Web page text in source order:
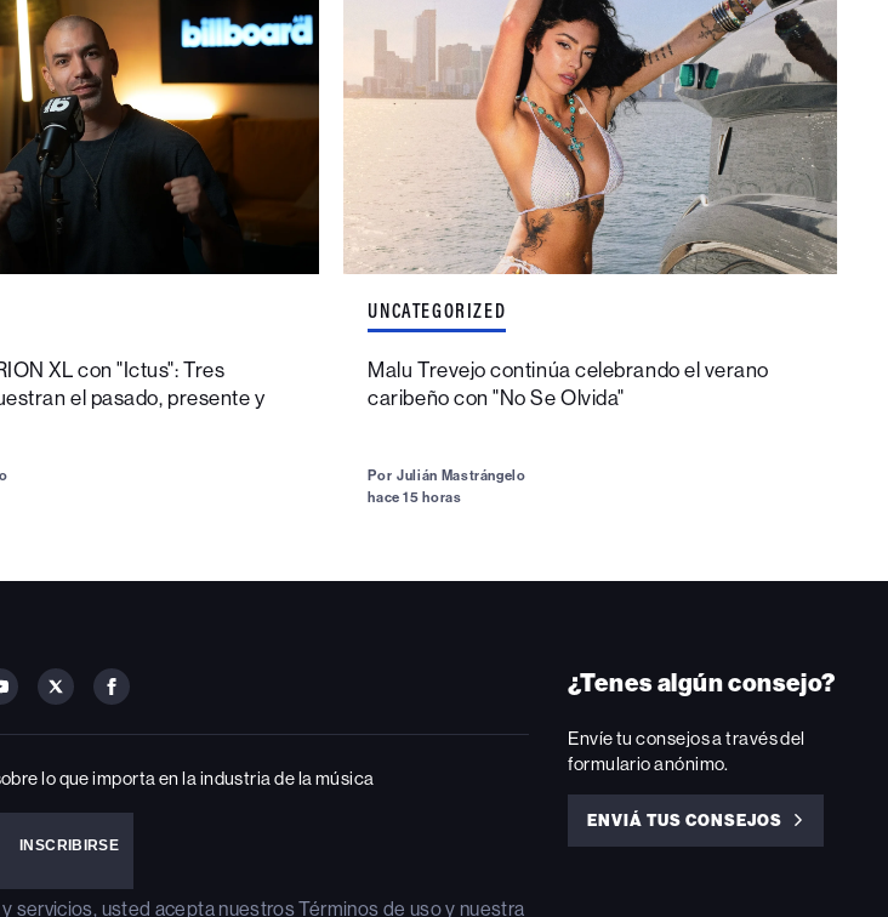
XL con "Ictus": Tres
el pasado, presente y
UNCATEGORIZED
Malu Trevejo continúa celebrando el verano
caribeño con "No Se Olvida"
Por Julián Mastrángelo
hace 15 horas
FOLLOW
ON
FOLLOW
ON
FOLLOW
ON
lo que importa en la industria de la música
servicios, usted acepta nuestrosTérminos de usoy nuestra
¿Tenes algún consejo?
Envíe tu consejos a través del
formulario anónimo.
ENVIÁ TUS CONSEJOS
ENVIÁ
TUS